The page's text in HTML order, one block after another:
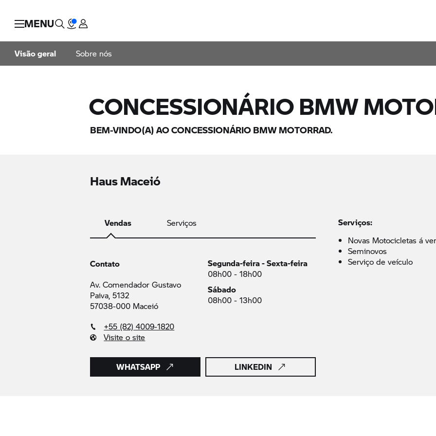
MENU
Visão geral Sobre nós
CONCESSIONÁRIOBMW
BEM-VINDO(A) AO CONCESSIONÁRIOBMW MOTORRAD.
Haus Maceió
Vendas Serviços
Contato
Av. Comendador Gustavo
Paiva, 5132
57038-000 Maceió
+55 (82) 4009-1820
Visite o site
Segunda-feira - Sexta-feira
08h00 - 18h00
Sábado
08h00 - 13h00
WHATSAPP LINKEDIN
Serviços:
Novas Motocicletas á
Seminovos
Serviço de veículo